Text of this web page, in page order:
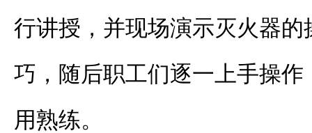
行讲授，并现场演示灭火器
巧，随后职工们逐一上手操
用熟练。